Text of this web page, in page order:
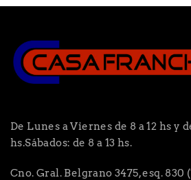
De Lunes a Viernes de 8 a 12 hs y
hs.Sábados: de 8 a 13 hs.
Cno. Gral. Belgrano 3475, esq. 830